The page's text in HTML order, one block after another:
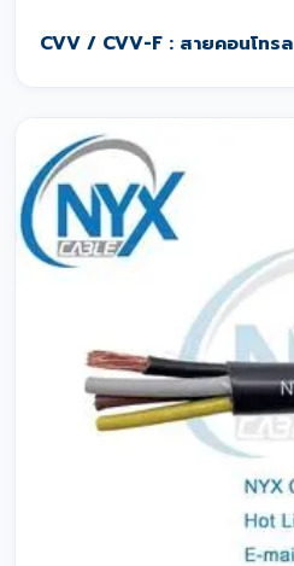
CVV / CVV-F : สายคอนโทรล